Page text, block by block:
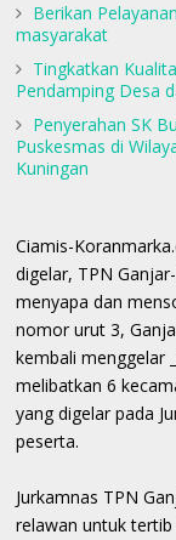
Berikan
masyarakat
Tingkatkan
Pendamping Desa
Penyerahan SK
Puskesmas di
Kuningan
Ciamis-
digelar, TPN
menyapa dan
nomor urut 3,
kembali menggelar
melibatkan 6
yang digelar pada
peserta.
Jurkamnas TPN
relawan untuk